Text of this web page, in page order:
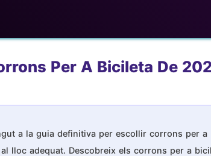
Per A Bicileta De
a la guia definitiva per escollir corrons per a
lloc adequat. Descobreix els corrons per a